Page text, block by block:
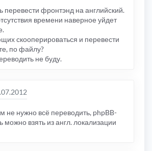
перевести фронтэнд на английский.
времени наверное уйдет
скооперироваться и перевести
по файлу?
не буду.
не нужно всё переводить, phpBB-
можно взять из англ. локализации